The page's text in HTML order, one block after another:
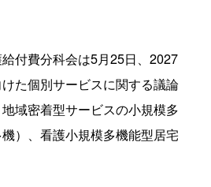
付費分科会は5月25日、2027
た個別サービスに関する議論
域密着型サービスの小規模多
）、看護小規模多機能型居宅